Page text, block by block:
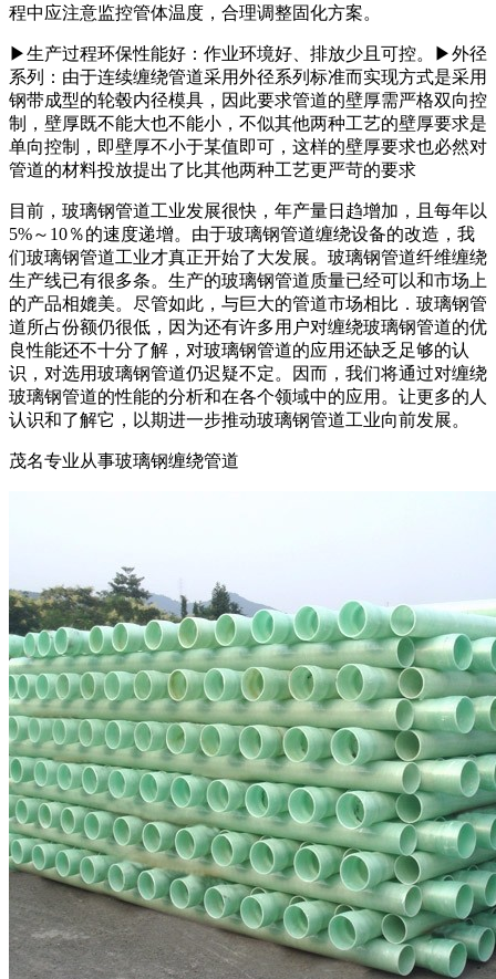
程中应注意监控管体温度，合理调整固化方案。
▶生产过程环保性能好：作业环境好、排放少且可控。▶外径
系列：由于连续缠绕管道采用外径系列标准而实现方式是采用
钢带成型的轮毂内径模具，因此要求管道的壁厚需严格双向控
制，壁厚既不能大也不能小，不似其他两种工艺的壁厚要求是
单向控制，即壁厚不小于某值即可，这样的壁厚要求也必然对
管道的材料投放提出了比其他两种工艺更严苛的要求
目前，玻璃钢管道工业发展很快，年产量日趋增加，且每年以
5%～10％的速度递增。由于玻璃钢管道缠绕设备的改造，我
们玻璃钢管道工业才真正开始了大发展。玻璃钢管道纤维缠绕
生产线已有很多条。生产的玻璃钢管道质量已经可以和市场上
的产品相媲美。尽管如此，与巨大的管道市场相比．玻璃钢管
道所占份额仍很低，因为还有许多用户对缠绕玻璃钢管道的优
良性能还不十分了解，对玻璃钢管道的应用还缺乏足够的认
识，对选用玻璃钢管道仍迟疑不定。因而，我们将通过对缠绕
玻璃钢管道的性能的分析和在各个领域中的应用。让更多的人
认识和了解它，以期进一步推动玻璃钢管道工业向前发展。
茂名专业从事玻璃钢缠绕管道